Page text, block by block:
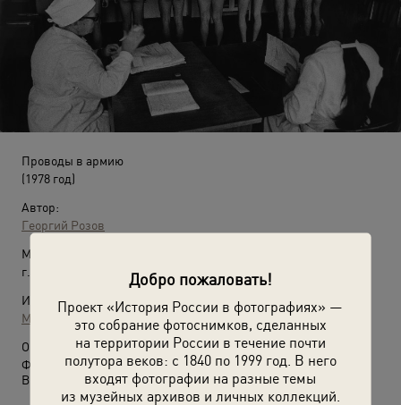
Добро пожаловать!
Проект «История России в фотографиях» —
это собрание фотоснимков, сделанных
на территории России в течение почти
полутора веков: с 1840 по 1999 год. В него
входят фотографии на разные темы
из музейных архивов и личных коллекций.
Проводы в армию
(1978 год)
Автор:
Георгий Розов
Место съемки:
г. Саратов
Источники:
МАММ / МДФ
О фотографии:
Фото № 5. Другое название: «Пушечное мясо».
Выставка
«Путешествие в Саратов»с этой фотографией.